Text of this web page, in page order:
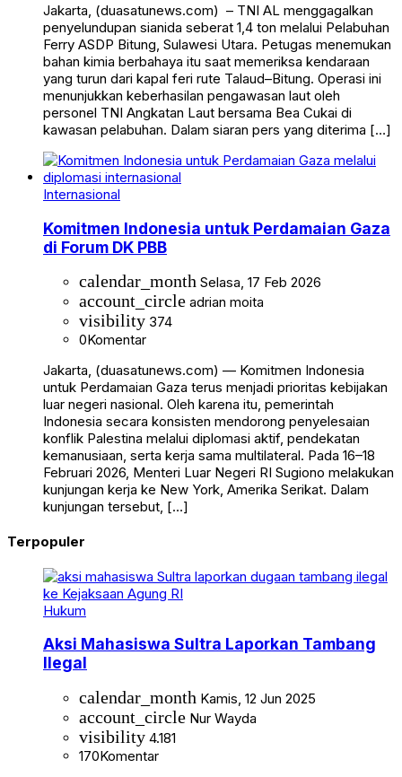
Jakarta, (duasatunews.com) – TNI AL menggagalkan
penyelundupan sianida seberat 1,4 ton melalui Pelabuhan
Ferry ASDP Bitung, Sulawesi Utara. Petugas menemukan
bahan kimia berbahaya itu saat memeriksa kendaraan
yang turun dari kapal feri rute Talaud–Bitung. Operasi ini
menunjukkan keberhasilan pengawasan laut oleh
personel TNI Angkatan Laut bersama Bea Cukai di
kawasan pelabuhan. Dalam siaran pers yang diterima […]
Internasional
Komitmen Indonesia untuk Perdamaian Gaza
di Forum DK PBB
calendar_month Selasa, 17 Feb 2026
account_circle adrian moita
visibility 374
0Komentar
Jakarta, (duasatunews.com) — Komitmen Indonesia
untuk Perdamaian Gaza terus menjadi prioritas kebijakan
luar negeri nasional. Oleh karena itu, pemerintah
Indonesia secara konsisten mendorong penyelesaian
konflik Palestina melalui diplomasi aktif, pendekatan
kemanusiaan, serta kerja sama multilateral. Pada 16–18
Februari 2026, Menteri Luar Negeri RI Sugiono melakukan
kunjungan kerja ke New York, Amerika Serikat. Dalam
kunjungan tersebut, […]
Terpopuler
Hukum
Aksi Mahasiswa Sultra Laporkan Tambang
Ilegal
calendar_month Kamis, 12 Jun 2025
account_circle Nur Wayda
visibility 4.181
170Komentar